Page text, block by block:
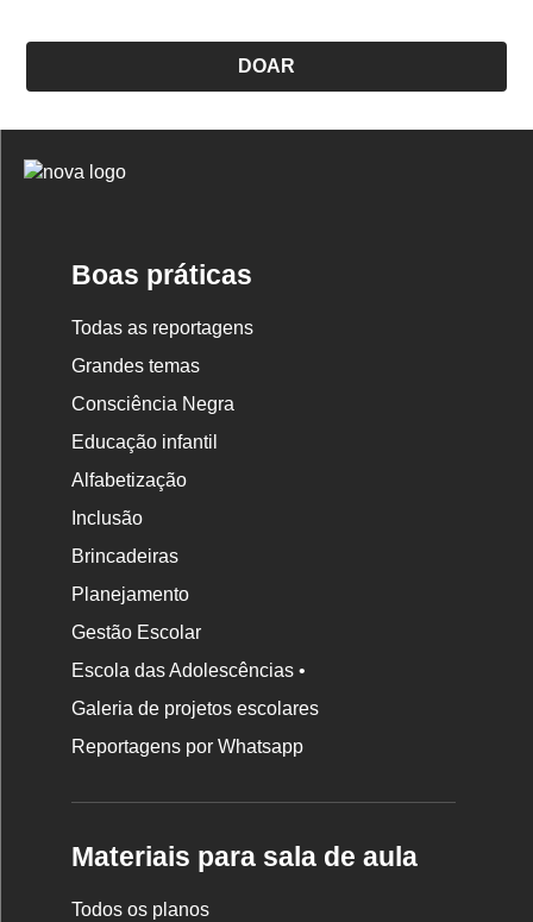
DOAR
Logo
Boas práticas
Todas as reportagens
Grandes temas
Consciência Negra
Educação infantil
Alfabetização
Inclusão
Brincadeiras
Planejamento
Gestão Escolar
Escola das Adolescências •
Galeria de projetos escolares
Reportagens por Whatsapp
Materiais para sala de aula
Todos os planos